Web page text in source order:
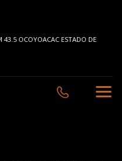
43.5 OCOYOACAC ESTADO DE